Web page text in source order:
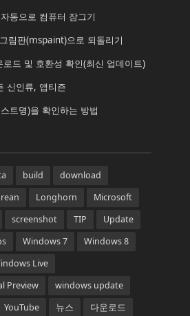
동으로 컴퓨터 잠그기
림판(mspaint)으로 되돌리기
드 및 호환성 확인(최신 업데이트)
신인류, 앱티즌
트명)을 확인하는 방법
build
download
Longhorn
Microsoft
screenshot TIP
Update
Windows 7
Windows 8
Live
Preview
windows update
YouTube 뉴스 다운로드